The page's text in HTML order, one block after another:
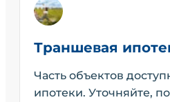
Траншевая
Часть объектов
ипотеки. Уточняйте,